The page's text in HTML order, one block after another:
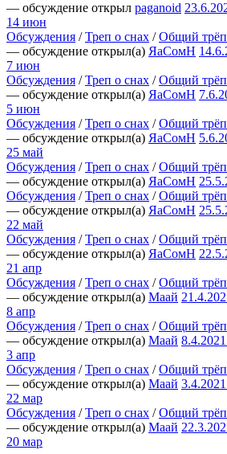
— обсуждение открыл paganoid
14 июн
Обсуждения /Треп о снах /Общий трёп
— обсуждение открыл(а) ЯаСомН
7 июн
Обсуждения /Треп о снах /Общий трёп
— обсуждение открыл(а) ЯаСомН
5 июн
Обсуждения /Треп о снах /Общий трёп
— обсуждение открыл(а) ЯаСомН
25 май
Обсуждения /Треп о снах /Общий трёп
— обсуждение открыл(а) ЯаСомН
Обсуждения /Треп о снах /Общий трёп
— обсуждение открыл(а) ЯаСомН
22 май
Обсуждения /Треп о снах /Общий трёп
— обсуждение открыл(а) ЯаСомН
21 апр
Обсуждения /Треп о снах /Общий трёп
— обсуждение открыл(а) Маай
8 апр
Обсуждения /Треп о снах /Общий трёп
— обсуждение открыл(а) Маай
3 апр
Обсуждения /Треп о снах /Общий трёп
— обсуждение открыл(а) Маай
22 мар
Обсуждения /Треп о снах /Общий трёп
— обсуждение открыл(а) Маай
20 мар